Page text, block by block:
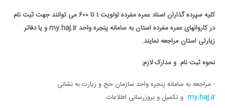
کلیه سپرده گذاران اسناد عمره مفرده اولویت 1 تا 600 می توانند جهت ثبت نام
در کاروانهای عمره مفرده استان به سامانه پنجره واحدmy.haj.irو یا دفاتر
زیارتی استان مراجعه نمایند.
نحوه ثبت نام و مدارک لازم:
- مراجعه به سامانه پنجره واحد سازمان حج و زیارت به نشانی
my.haj.ir و تکمیل و بروزرسانی اطلاعات